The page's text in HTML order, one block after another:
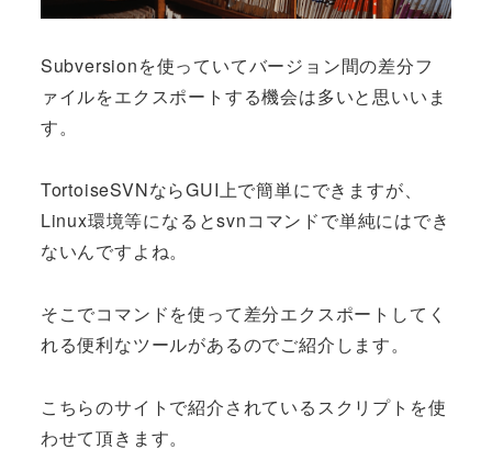
Subversionを使っていてバージョン間の差分フ
ァイルをエクスポートする機会は多いと思いいま
す。
TortoiseSVNならGUI上で簡単にできますが、
Linux環境等になるとsvnコマンドで単純にはでき
ないんですよね。
そこでコマンドを使って差分エクスポートしてく
れる便利なツールがあるのでご紹介します。
こちらのサイトで紹介されているスクリプトを使
わせて頂きます。